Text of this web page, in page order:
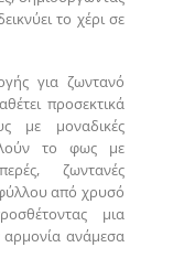
το χέρι σε
για ζωντανό
προσεκτικά
με μοναδικές
το φως με
ζωντανές
από χρυσό
μια
αρμονία ανάμεσα